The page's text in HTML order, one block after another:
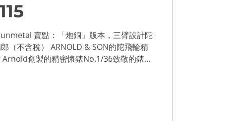
Arnold創製的精密懷錶No.1/36致敬的錶